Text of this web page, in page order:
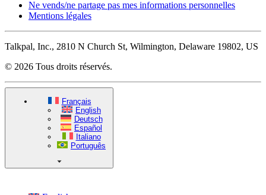
Ne vends/ne partage pas mes informations personnelles
Mentions légales
Talkpal, Inc., 2810 N Church St, Wilmington, Delaware 19802, US
© 2026 Tous droits réservés.
Français
English
Deutsch
Español
Italiano
Português